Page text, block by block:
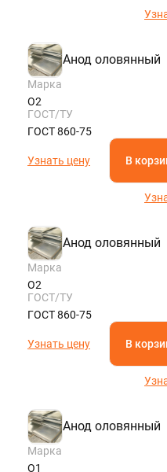
Анод оловянный
Марка
О2
ГОСТ/ТУ
ГОСТ 860-75
Узнать цену В
Анод оловянный
Марка
О2
ГОСТ/ТУ
ГОСТ 860-75
Узнать цену В
Анод оловянный
Марка
О1